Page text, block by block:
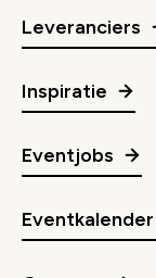
Leveranciers
Inspiratie
Eventjobs
Eventkalender